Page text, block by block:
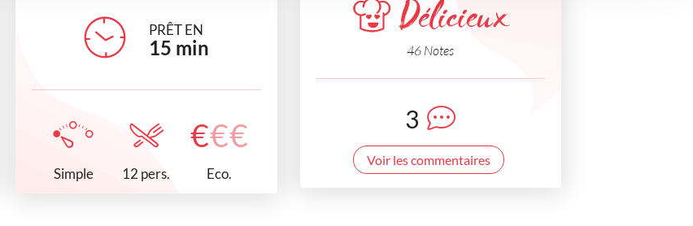
PRÊT EN
15 min
Simple 12 pers.
€€€
Eco.
Délicieux
46 Notes
3
Voir les commentaires